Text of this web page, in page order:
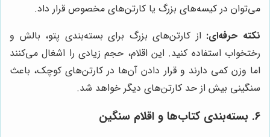
می‌توان در کیسه‌های بزرگ یا کارتن‌های مخصوص قرار داد.
نکته حرفه‌ای: از کارتن‌های بزرگ برای بسته‌بندی پتو، بالش و
رختخواب استفاده کنید. این اقلام، حجم زیادی را اشغال می‌کنند
اما وزن کمی دارند و قرار دادن آن‌ها در کارتن‌های کوچک، باعث
سنگینی بیش از حد کارتن‌های دیگر خواهد شد.
۶. بسته‌بندی کتاب‌ها و اقلام سنگین